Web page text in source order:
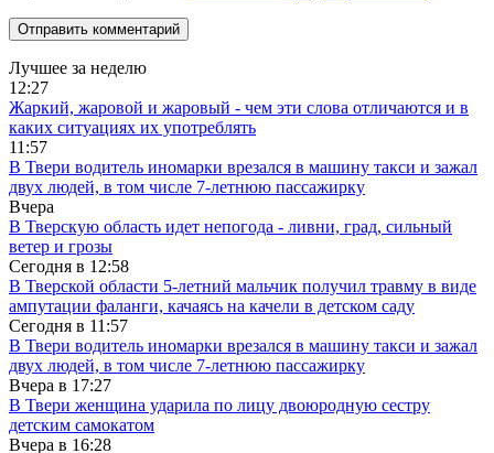
Лучшее за неделю
12:27
Жаркий, жаровой и жаровый - чем эти слова отличаются и в
каких ситуациях их употреблять
11:57
В Твери водитель иномарки врезался в машину такси и зажал
двух людей, в том числе 7-летнюю пассажирку
Вчера
В Тверскую область идет непогода - ливни, град, сильный
ветер и грозы
Сегодня в 12:58
В Тверской области 5-летний мальчик получил травму в виде
ампутации фаланги, качаясь на качели в детском саду
Сегодня в 11:57
В Твери водитель иномарки врезался в машину такси и зажал
двух людей, в том числе 7-летнюю пассажирку
Вчера в 17:27
В Твери женщина ударила по лицу двоюродную сестру
детским самокатом
Вчера в 16:28